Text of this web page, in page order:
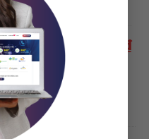
1,950,000 ₫
non quantity
DIỆN